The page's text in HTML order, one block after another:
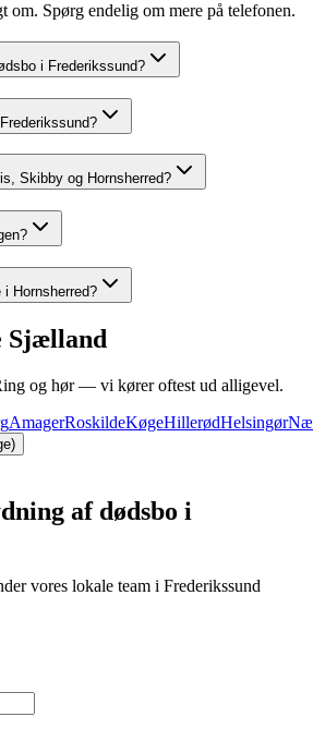
om. Spørg endelig om mere på telefonen.
i Frederikssund?
Skibby og Hornsherred?
Hornsherred?
Sjælland
og hør — vi kører oftest ud alligevel.
AmagerRoskildeKøgeHillerødHelsingør
af dødsbo i
vores lokale team i Frederikssund